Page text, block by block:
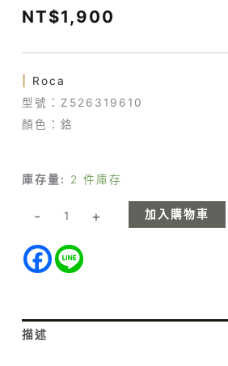
NT$1,900
Roca
型號：Z526319610
顏色：鉻
庫存量: 2 件庫存
- + 加入購物車
描述